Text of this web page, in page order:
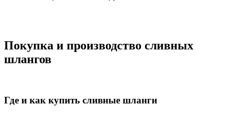
Покупка и производство сливных
шлангов
Где и как купить сливные шланги